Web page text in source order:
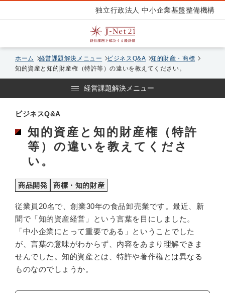
独立行政法人 中小企業基盤整備機構
ホーム 経営課題解決メニュー ビジネスQ&A
知的財産・商標
知的資産と知的財産権（特許等）の違いを教えてください。
経営課題解決メニュー
ビジネスQ&A
知的資産と知的財産権（特許
等）の違いを教えてくださ
い。
商品開発 商標・知的財産
従業員20名で、創業30年の食品卸売業です。最近、新
聞で「知的資産経営」という言葉を目にしました。
「中小企業にとって重要である」ということでした
が、言葉の意味がわからず、内容をあまり理解できま
せんでした。知的資産とは、特許や著作権とは異なる
ものなのでしょうか。